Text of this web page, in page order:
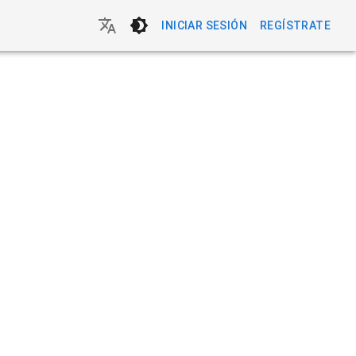
INICIAR SESIÓN REGÍSTRATE